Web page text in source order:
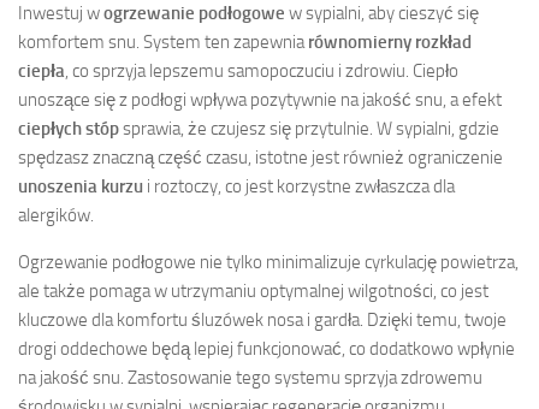
Inwestuj wogrzewanie podłogowe w sypialni, aby cieszyć się
komfortem snu. System ten zapewnia równomierny rozkład
ciepła , co sprzyja lepszemu samopoczuciu i zdrowiu. Ciepło
unoszące się z podłogi wpływa pozytywnie na jakość snu, a efekt
ciepłych stópsprawia, że czujesz się przytulnie. W sypialni, gdzie
spędzasz znaczną część czasu, istotne jest również ograniczenie
unoszenia kurzu i roztoczy, co jest korzystne zwłaszcza dla
alergików.
Ogrzewanie podłogowe nie tylko minimalizuje cyrkulację powietrza,
ale także pomaga w utrzymaniu optymalnej wilgotności, co jest
kluczowe dla komfortu śluzówek nosa i gardła. Dzięki temu, twoje
drogi oddechowe będą lepiej funkcjonować, co dodatkowo wpłynie
na jakość snu. Zastosowanie tego systemu sprzyja zdrowemu